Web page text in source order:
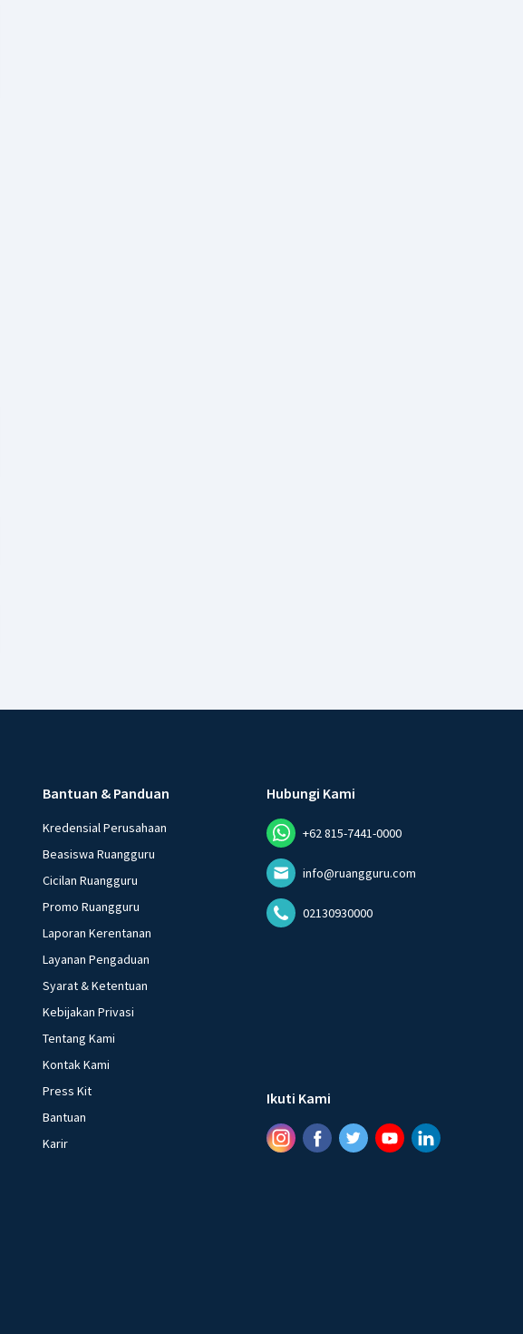
Bantuan & Panduan
Kredensial Perusahaan
Beasiswa Ruangguru
Cicilan Ruangguru
Promo Ruangguru
Laporan Kerentanan
Layanan Pengaduan
Syarat & Ketentuan
Kebijakan Privasi
Tentang Kami
Kontak Kami
Press Kit
Bantuan
Karir
Hubungi Kami
+62 815-7441-0000
info@ruangguru.com
02130930000
Ikuti Kami